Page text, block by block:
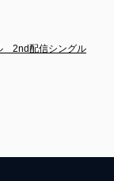
　2nd配信シングル